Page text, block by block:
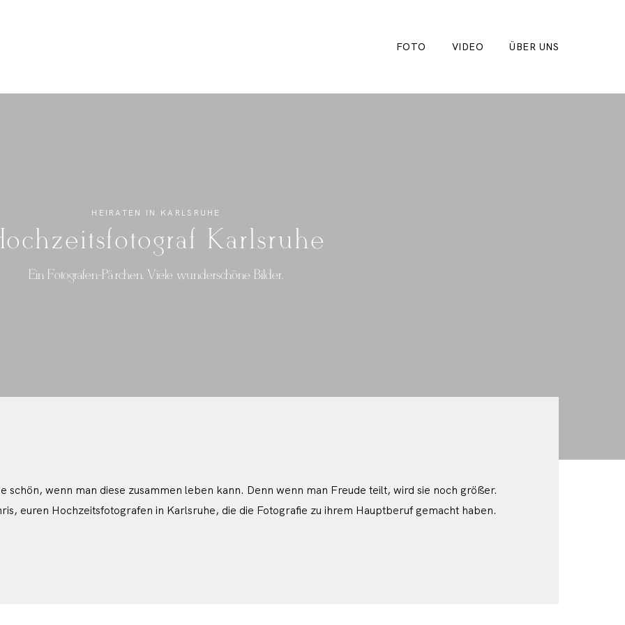
FOTO VIDEO ÜBER UNS
HEIRATEN IN KARLSRUHE
Karlsruhe
Ein Fotografen-Pärchen. Viele wunderschöne Bilder.
schön, wenn man diese zusammen leben kann. Denn wenn man Freude teilt, wird sie noch größer.
euren Hochzeitsfotografen in Karlsruhe, die die Fotografie zu ihrem Hauptberuf gemacht haben.